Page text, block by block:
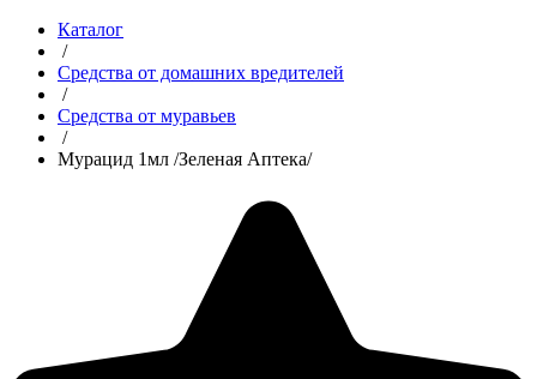
Каталог
/
Средства от домашних вредителей
/
Средства от муравьев
/
Мурацид 1мл /Зеленая Аптека/